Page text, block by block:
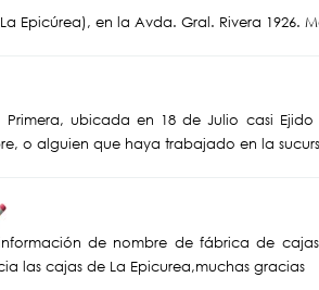
Epicúrea), en la Avda. Gral. Rivera 1926.
ubicada en 18 de Julio casi
o alguien que haya trabajado en la
de nombre de fábrica de
las cajas de La Epicurea,muchas gracias